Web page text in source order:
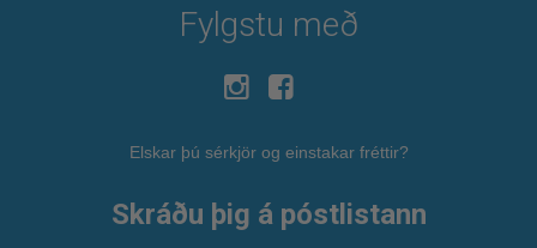
Fylgstu með
Elskar þú sérkjör og einstakar fréttir?
Skráðu þig á póstlistann